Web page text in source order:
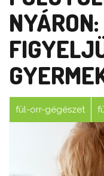
fül-orr-gégészet